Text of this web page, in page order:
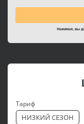
Нажимая, вы
Тариф
НИЗКИЙ СЕЗОН